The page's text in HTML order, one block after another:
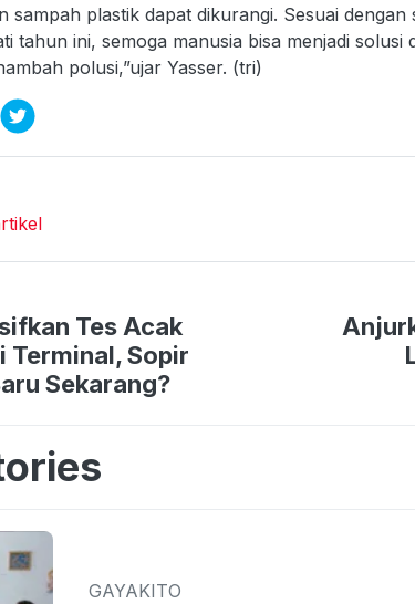
sampah plastik dapat dikurangi. Sesuai dengan
tahun ini, semoga manusia bisa menjadi solusi
polusi,”ujar Yasser. (tri)
Tes Acak
Terminal, Sopir
Sekarang?
GAYAKITO